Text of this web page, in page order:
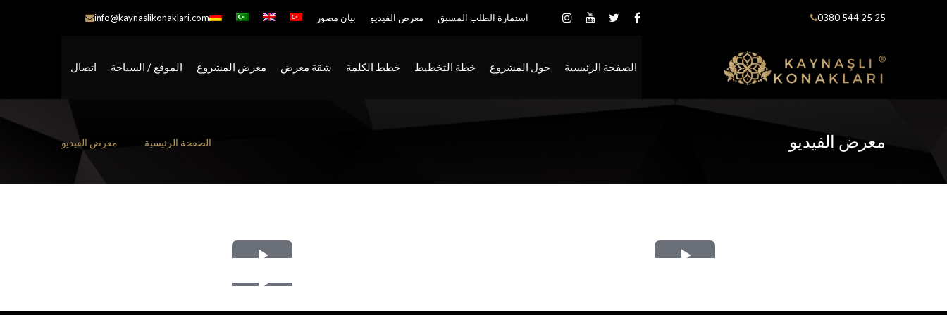
0380 544 25 25
info@kaynaslikonaklari.com استمارة الطلب المسبق معرض الفيديو بيان مصور
الصفحة الرئيسية حول المشروع خطة التخطيط خطط الكلمة شقة معرض معرض المشروع الموقع / السياحة اتصال
معرض الفيديو الصفحة الرئيسية معرض الفيديو